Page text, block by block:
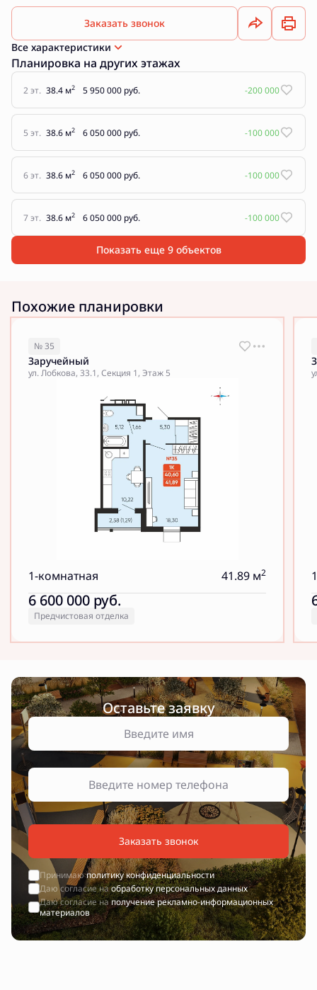
Заказать звонок
Все характеристики
Планировка на других этажах
2 эт. 38.4 м2 5 950 000 руб. -200 000
5 эт. 38.6 м2 6 050 000 руб. -100 000
6 эт. 38.6 м2 6 050 000 руб. -100 000
7 эт. 38.6 м2 6 050 000 руб. -100 000
Показать еще 9 объектов
Похожие планировки
№ 35
Заручейный
ул. Лобкова, 33.1, Секция 1, Этаж 5
1-комнатная 41.89 м2
6 600 000 руб.
Предчистовая отделка
Оставьте заявку
Заказать звонок
Принимаюполитику конфиденциальности
Даю согласие наобработку персональных данных
Даю согласие наполучение рекламно-информационных
материалов